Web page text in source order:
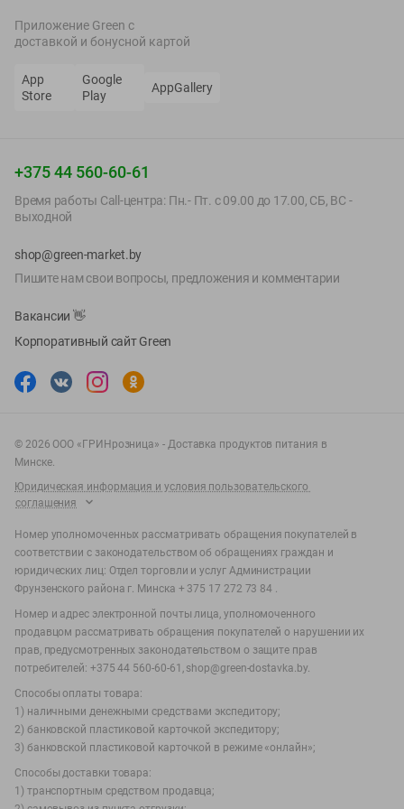
В Green вы сможете купить детские салфетки Huggies, Pampers,
Первое правило и других брендов.
Приложение Green c
доставкой и бонусной картой
App
Store
Google
Play
AppGallery
+375 44 560-60-61
Время работы Call-центра: Пн.- Пт. с 09.00 до 17.00, СБ, ВС -
выходной
shop@green-market.by
Пишите нам свои вопросы, предложения и комментарии
Вакансии 👋
Корпоративный сайт Green
© 2026 ООО «ГРИНрозница» - Доставка продуктов питания в
Минске.
Юридическая информация и условия пользовательского
соглашения
Номер уполномоченных рассматривать обращения покупателей в
соответствии с законодательством об обращениях граждан и
юридических лиц: Отдел торговли и услуг Администрации
Фрунзенского района г. Минска + 375 17 272 73 84 .
Номер и адрес электронной почты лица, уполномоченного
продавцом рассматривать обращения покупателей о нарушении их
прав, предусмотренных законодательством о защите прав
потребителей: +375 44 560-60-61, shop@green-dostavka.by.
Способы оплаты товара:
1) наличными денежными средствами экспедитору;
2) банковской пластиковой карточкой экспедитору;
3) банковской пластиковой карточкой в режиме «онлайн»;
Способы доставки товара:
1) транспортным средством продавца;